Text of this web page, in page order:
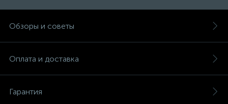
Обзоры и советы
Оплата и доставка
Гарантия